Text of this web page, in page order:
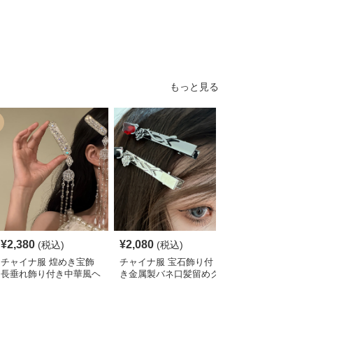
もっと見る
¥2,380 (税込)
チャイナ服 煌めき宝飾
長垂れ飾り付き中華風ヘ
¥2,080 (税込)
チャイナ服 宝石飾り付
き金属製バネ口髪留めク